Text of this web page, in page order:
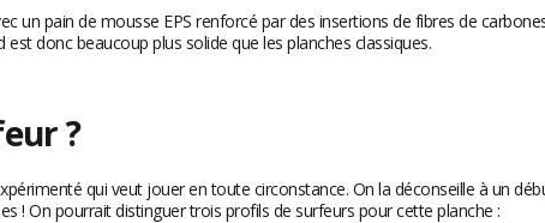
un pain de mousse EPS renforcé par des insertions de fibres de
donc beaucoup plus solide que les planches classiques.
?
qui veut jouer en toute circonstance. On la déconseille à un
! On pourrait distinguer trois profils de surfeurs pour cette planche :